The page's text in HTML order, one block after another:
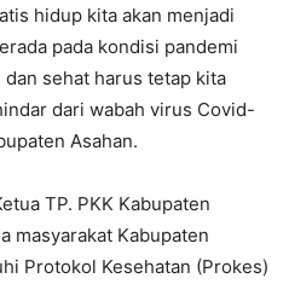
hidup kita akan menjadi
pada kondisi pandemi
sehat harus tetap kita
dari wabah virus Covid-
Asahan.
TP. PKK Kabupaten
masyarakat Kabupaten
Protokol Kesehatan (Prokes)